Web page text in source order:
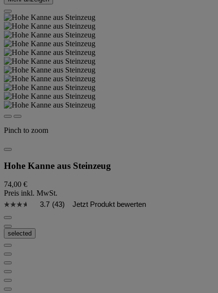
Pinch to zoom
Hohe Kanne aus Steinzeug
74,00 €
Preis inkl. MwSt.
3.7 (43) Jetzt Produkt bewerten
selected